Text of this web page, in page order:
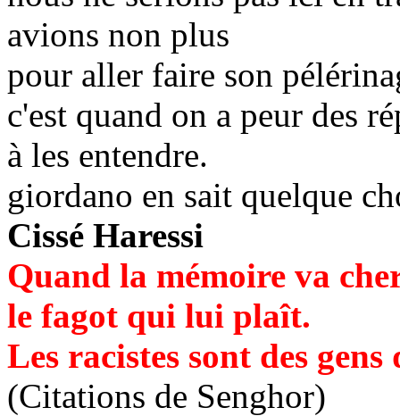
avions non plus
pour aller faire son
c'est quand on a peur des
à les entendre.
giordano en sait quelque
Cissé Haressi
Quand la mémoire va
le fagot qui lui plaît.
Les racistes sont des
(Citations de Senghor)